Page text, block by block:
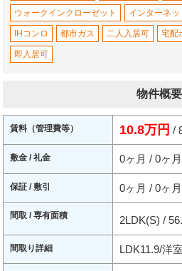
ウォークインクローゼット インターネ
IHコンロ 都市ガス 二人入居可 宅配
即入居可
物件概要
賃料（管理費等） 10.8万円 /
敷金 / 礼金 0ヶ月 / 0ヶ月
保証 / 敷引 0ヶ月 / 0ヶ月
間取 / 専有面積 2LDK(S) /
間取り詳細 LDK11.9/洋